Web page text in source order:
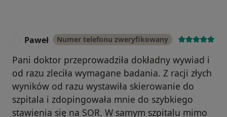
Paweł Numer telefonu zweryfikowany
Pani doktor przeprowadziła dokładny wywiad i
od razu zleciła wymagane badania. Z racji złych
wyników od razu wystawiła skierowanie do
szpitala i zdopingowała mnie do szybkiego
stawienia się na SOR. W samym szpitalu mimo